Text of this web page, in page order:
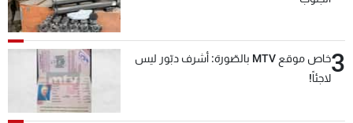
3
خاص موقع MTV بالصّورة: أشرف دبّور ليس
لاجئاً!